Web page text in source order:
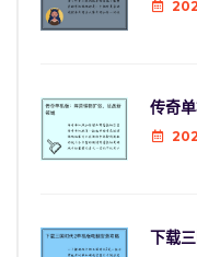
传奇
下载